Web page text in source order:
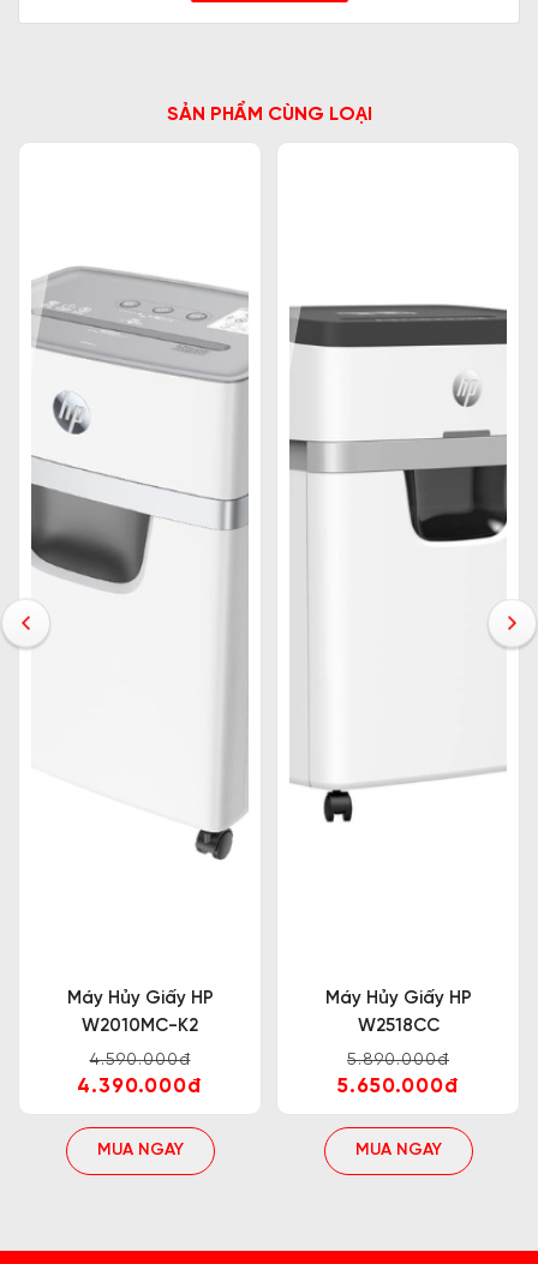
SẢN PHẨM CÙNG LOẠI
Máy Hủy Giấy HP
W2010MC-K2
4.590.000đ
4.390.000đ
MUA NGAY
Máy Hủy Giấy HP
W2518CC
5.890.000đ
5.650.000đ
MUA NGAY